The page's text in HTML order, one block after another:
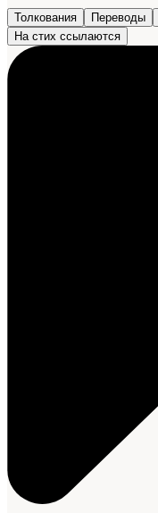
Толкования Переводы
На стих ссылаются